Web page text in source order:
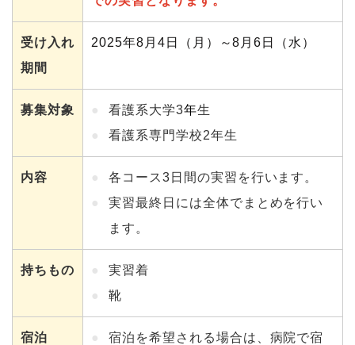
受け入れ
期間
2025年8月4日（月）～8月6日（水）
募集対象 看護系大学3年生
看護系専門学校2年生
内容
各コース3日間の実習を行います。
実習最終日には全体でまとめを行い
ます。
持ちもの
実習着
靴
宿泊
宿泊を希望される場合は、病院で宿